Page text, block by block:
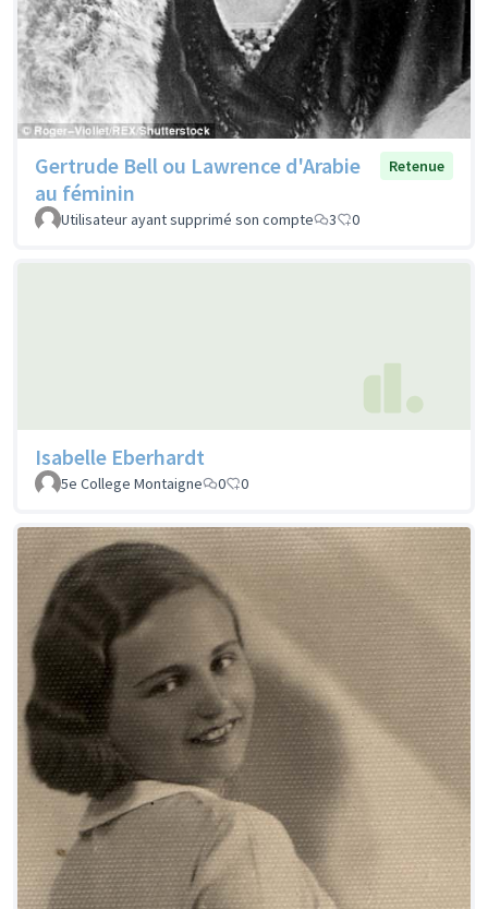
Gertrude Bell ou Lawrence d'Arabie
au féminin
Retenue
Utilisateur ayant supprimé son compte 3 0
Isabelle Eberhardt
5e College Montaigne 0 0